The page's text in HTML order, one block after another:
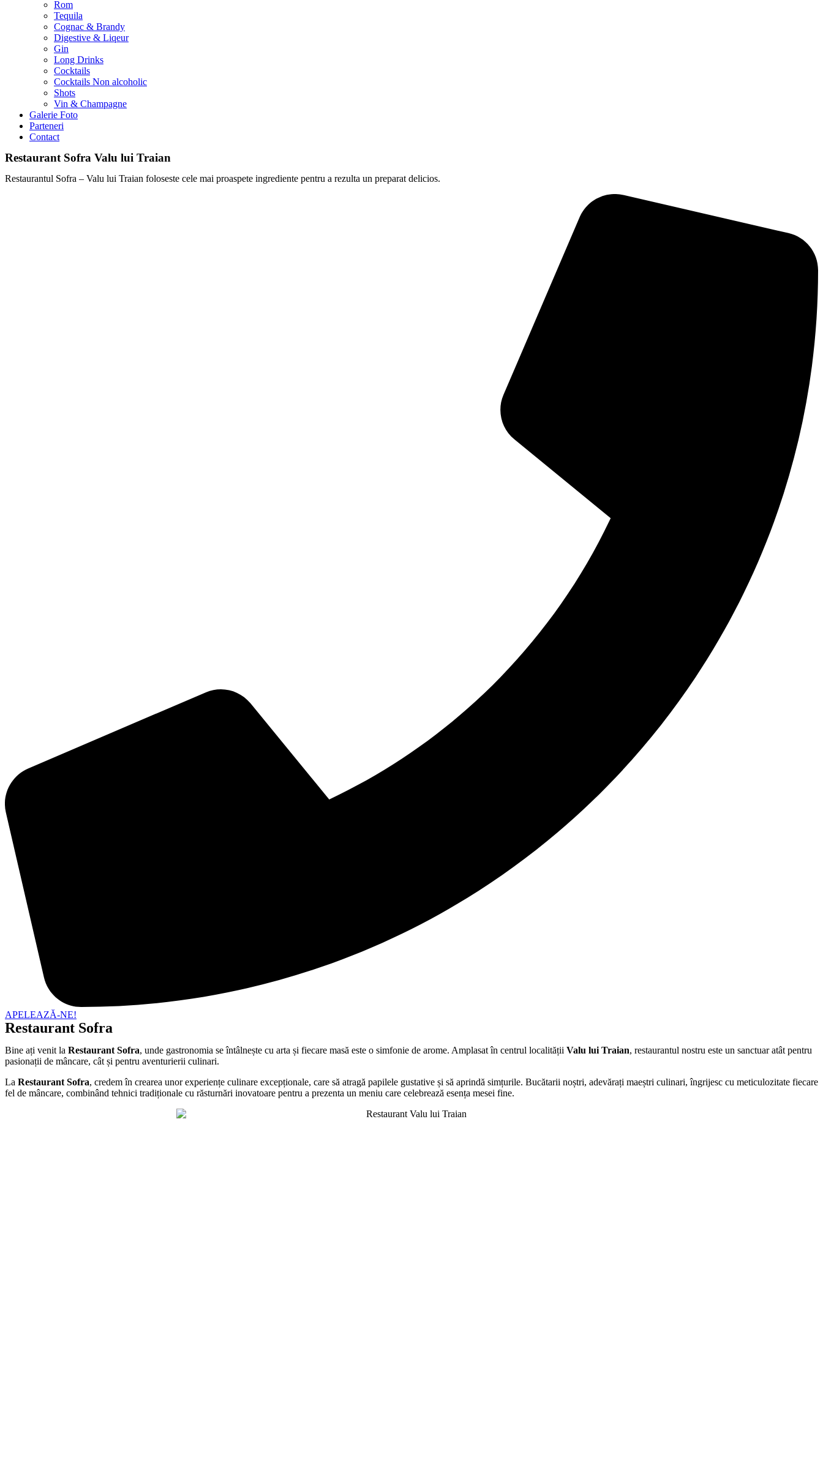
Rom
Tequila
Cognac & Brandy
Digestive & Liqeur
Gin
Long Drinks
Cocktails
Cocktails Non alcoholic
Shots
Vin & Champagne
Galerie Foto
Parteneri
Contact
Restaurant Sofra Valu lui Traian
Restaurantul Sofra – Valu lui Traian foloseste cele mai proaspete ingrediente pentru a rezulta un preparat delicios.
APELEAZĂ-NE!
Restaurant Sofra
Bine ați venit la Restaurant Sofra, unde gastronomia se întâlnește cu arta și fiecare masă este o simfonie de arome. Amplasat în centrul localității Valu lui Traian, restaurantul nostru este un sanctuar atât pentru
pasionații de mâncare, cât și pentru aventurierii culinari.
La Restaurant Sofra, credem în crearea unor experiențe culinare excepționale, care să atragă papilele gustative și să aprindă simțurile. Bucătarii noștri, adevărați maeștri culinari, îngrijesc cu meticulozitate fiecare
fel de mâncare, combinând tehnici tradiționale cu răsturnări inovatoare pentru a prezenta un meniu care celebrează esența mesei fine.